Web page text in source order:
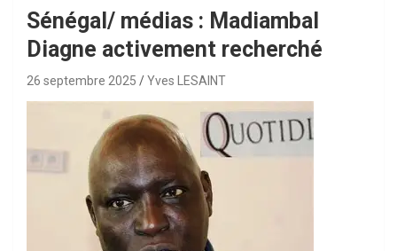
Sénégal/ médias : Madiambal
Diagne activement recherché
26 septembre 2025 Yves LESAINT